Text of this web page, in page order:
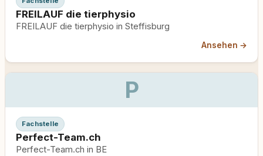
FREILAUF die tierphysio
FREILAUF die tierphysio in Steffisburg
Ansehen →
P
Fachstelle
Perfect-Team.ch
Perfect-Team.ch in BE